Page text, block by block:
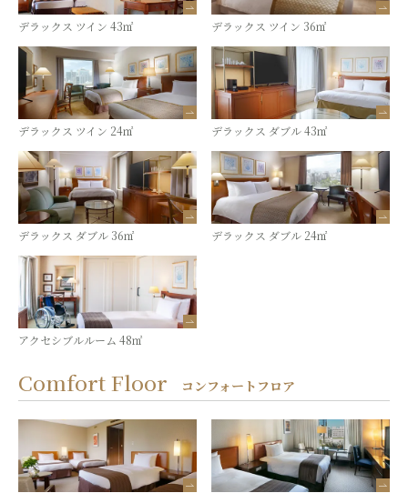
デラックス ツイン 43㎡ デラックス ツイン 36㎡
デラックス ツイン 24㎡ デラックス ダブル 43㎡
デラックス ダブル 36㎡ デラックス ダブル 24㎡
アクセシブルルーム 48㎡
Comfort Floor コンフォートフロア